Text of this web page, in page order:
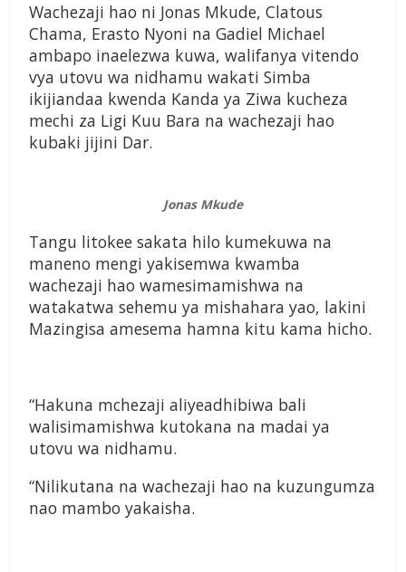
Wachezaji hao ni Jonas Mkude, Clatous
Chama, Erasto Nyoni na Gadiel Michael
ambapo inaelezwa kuwa, walifanya vitendo
vya utovu wa nidhamu wakati Simba
ikijiandaa kwenda Kanda ya Ziwa kucheza
mechi za Ligi Kuu Bara na wachezaji hao
kubaki jijini Dar.
Jonas Mkude
Tangu litokee sakata hilo kumekuwa na
maneno mengi yakisemwa kwamba
wachezaji hao wamesimamishwa na
watakatwa sehemu ya mishahara yao, lakini
Mazingisa amesema hamna kitu kama hicho.
“Hakuna mchezaji aliyeadhibiwa bali
walisimamishwa kutokana na madai ya
utovu wa nidhamu.
“Nilikutana na wachezaji hao na kuzungumza
nao mambo yakaisha.